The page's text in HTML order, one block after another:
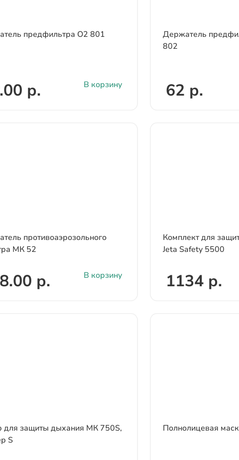
предфильтра О2 801
р. В корзину
Держатель
802
62 р.
противоаэрозольного
МК 52
р. В корзину
Комплект для
Jeta Safety 5500
1134 р.
для защиты дыхания МК 750S,
S
Полнолицевая